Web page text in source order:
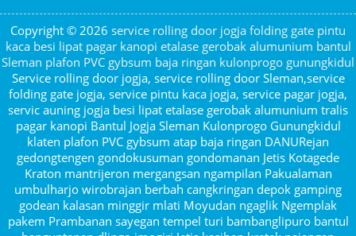
Copyright © 2026 service rolling door jogja folding gate pintu
kaca besi lipat pagar kanopi etalase gerobak alumunium bantul
Sleman plafon PVC gybsum baja ringan kulonprogo gunungkidul
Service rolling door jogja, service rolling door Sleman,service
folding gate jogja, service pintu kaca jogja, service pagar jogja,
servic auning jogja besi lipat etalase gerobak alumunium tralis
pagar kanopi Bantul Jogja Sleman Kulonprogo Gunungkidul
klaten plafon PVC gybsum atap baja ringan DANURejan
gedongtengen gondokusuman gondomanan Jetis Kotagede
Kraton mantrijeron mergangsan ngampilan Pakualaman
umbulharjo wirobrajan berbah cangkringan depok gamping
godean kalasan minggir mlati Moyudan ngaglik Ngemplak
pakem Prambanan sayegan tempel turi bambanglipuro bantul